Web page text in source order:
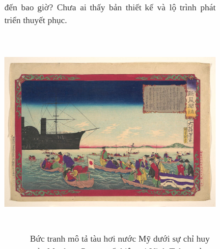
đến bao giờ? Chưa ai thấy bản thiết kế và lộ trình phát
triển thuyết phục.
Bức tranh mô tả tàu hơi nước Mỹ dưới sự chỉ huy